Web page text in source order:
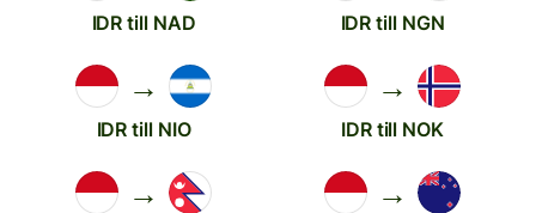
IDR till NAD IDR till NGN
→
IDR till NIO
→
IDR till NOK
→ →